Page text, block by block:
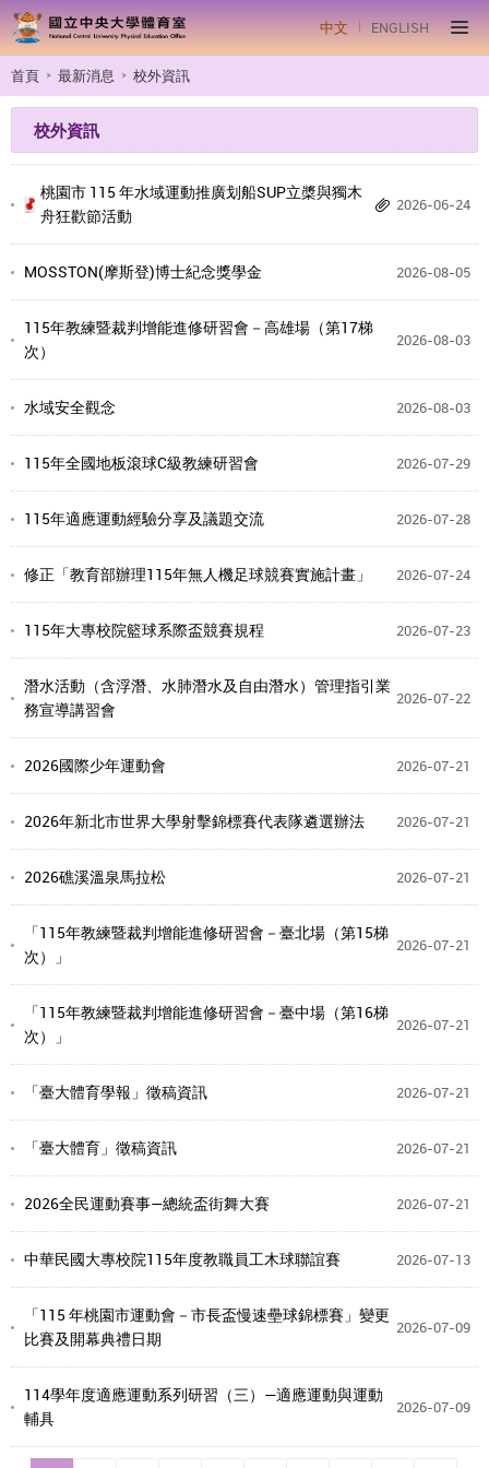
中文 ENGLISH
首頁 最新消息 校外資訊
校外資訊
桃園市 115 年水域運動推廣划船SUP立槳與獨木
舟狂歡節活動
2026-06-24
MOSSTON(摩斯登)博士紀念獎學金 2026-08-05
115年教練暨裁判增能進修研習會－高雄場（第17梯
次）
2026-08-03
水域安全觀念 2026-08-03
115年全國地板滾球C級教練研習會 2026-07-29
115年適應運動經驗分享及議題交流 2026-07-28
修正「教育部辦理115年無人機足球競賽實施計畫」 2026-07-24
115年大專校院籃球系際盃競賽規程 2026-07-23
潛水活動（含浮潛、水肺潛水及自由潛水）管理指引業
務宣導講習會
2026-07-22
2026國際少年運動會 2026-07-21
2026年新北市世界大學射擊錦標賽代表隊遴選辦法 2026-07-21
2026礁溪溫泉馬拉松 2026-07-21
「115年教練暨裁判增能進修研習會－臺北場（第15梯
次）」
2026-07-21
「115年教練暨裁判增能進修研習會－臺中場（第16梯
次）」
2026-07-21
「臺大體育學報」徵稿資訊 2026-07-21
「臺大體育」徵稿資訊 2026-07-21
2026全民運動賽事—總統盃街舞大賽 2026-07-21
中華民國大專校院115年度教職員工木球聯誼賽 2026-07-13
「115 年桃園市運動會－市長盃慢速壘球錦標賽」變更
比賽及開幕典禮日期
2026-07-09
114學年度適應運動系列研習（三）—適應運動與運動
輔具
2026-07-09